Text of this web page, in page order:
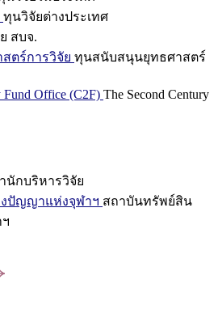
ทุนวิจัยต่างประเทศ
สบจ.
ตร์การวิจัย ทุนสนับสนุนยุทธศาสตร์
Fund Office (C2F) The Second Century
นักบริหารวิจัย
ปัญญาแห่งจุฬาฯ สถาบันทรัพย์สิน